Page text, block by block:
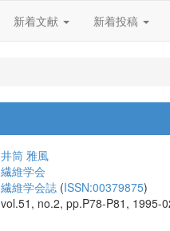
新着文献 新着投稿
井筒 雅風
繊維学会
繊維学会誌 (ISSN:00379875)
vol.51, no.2, pp.P78-P81, 1995-